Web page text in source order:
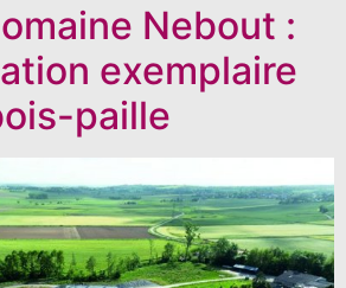
Nebout :
exemplaire
paille